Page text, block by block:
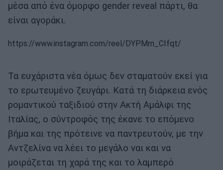
μέσα από ένα όμορφο gender reveal πάρτι, θα
είναι αγοράκι.
https://www.instagram.com/reel/DYPMm_CIfqt/
Τα ευχάριστα νέα όμως δεν σταματούν εκεί για
το ερωτευμένο ζευγάρι. Κατά τη διάρκεια ενός
ρομαντικού ταξιδιού στην Ακτή Αμάλφι της
Ιταλίας, ο σύντροφός της έκανε το επόμενο
βήμα και της πρότεινε να παντρευτούν, με την
Αντζελίνα να λέει το μεγάλο ναι και να
μοιράζεται τη χαρά της και το λαμπερό